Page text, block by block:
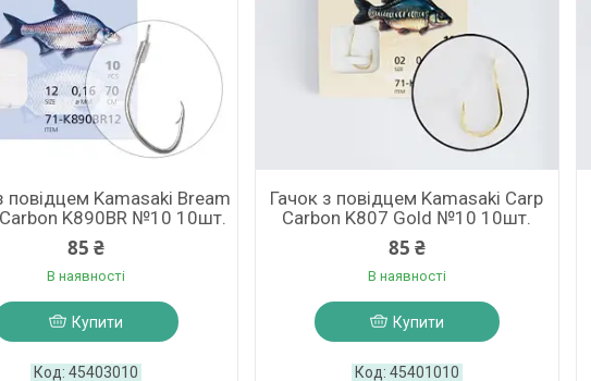
повідцем Kamasaki Bream
K890BR №10 10шт.
85 ₴
В наявності
Купити
45403010
Гачок з повідцем Kamasaki Carp
Carbon K807 Gold №10 10шт.
85 ₴
В наявності
Купити
45401010